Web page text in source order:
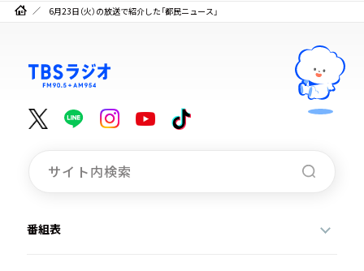
6月23日（火）の放送で紹介した「都民ニュース」
番組表